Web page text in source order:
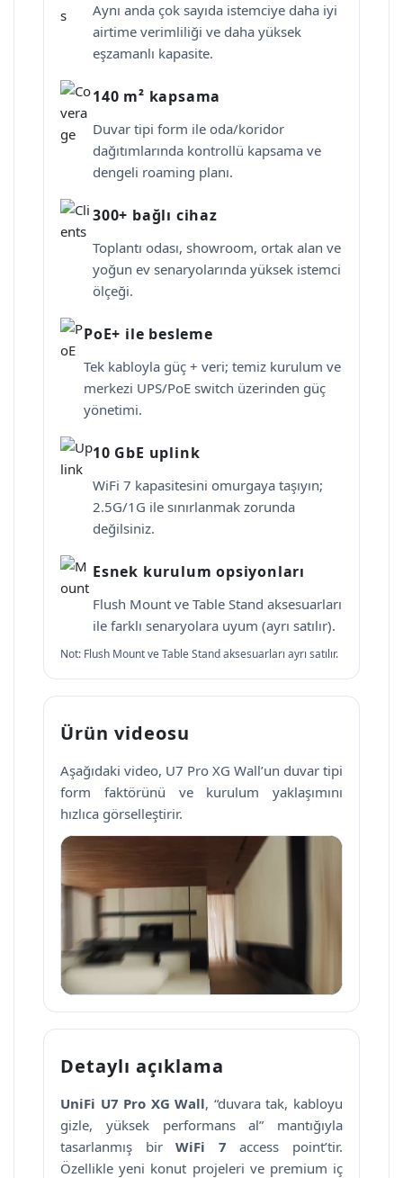
Aynı anda çok sayıda istemciye daha iyi
airtime verimliliği ve daha yüksek
eşzamanlı kapasite.
140 m² kapsama
Duvar tipi form ile oda/koridor
dağıtımlarında kontrollü kapsama ve
dengeli roaming planı.
300+ bağlı cihaz
Toplantı odası, showroom, ortak alan ve
yoğun ev senaryolarında yüksek istemci
ölçeği.
PoE+ ile besleme
Tek kabloyla güç + veri; temiz kurulum ve
merkezi UPS/PoE switch üzerinden güç
yönetimi.
10 GbE uplink
WiFi 7 kapasitesini omurgaya taşıyın;
2.5G/1G ile sınırlanmak zorunda
değilsiniz.
Esnek kurulum opsiyonları
Flush Mount ve Table Stand aksesuarları
ile farklı senaryolara uyum (ayrı satılır).
Not: Flush Mount ve Table Stand aksesuarları ayrı satılır.
Ürün videosu
Aşağıdaki video, U7 Pro XG Wall’un duvar tipi
form faktörünü ve kurulum yaklaşımını
hızlıca görselleştirir.
Detaylı açıklama
UniFi U7 Pro XG Wall, “duvara tak, kabloyu
gizle, yüksek performans al” mantığıyla
tasarlanmış birWiFi 7 access point’tir.
Özellikle yeni konut projeleri ve premium iç